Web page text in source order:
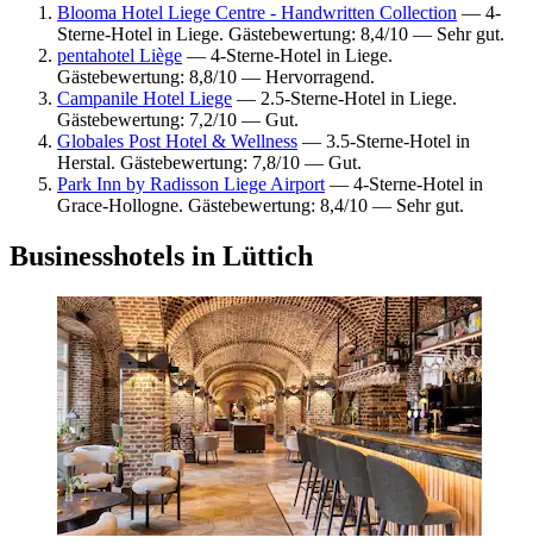
Blooma Hotel Liege Centre - Handwritten Collection — 4-
Sterne-Hotel in Liege. Gästebewertung: 8,4/10 — Sehr gut.
pentahotel Liège — 4-Sterne-Hotel in Liege.
Gästebewertung: 8,8/10 — Hervorragend.
Campanile Hotel Liege — 2.5-Sterne-Hotel in Liege.
Gästebewertung: 7,2/10 — Gut.
Globales Post Hotel & Wellness — 3.5-Sterne-Hotel in
Herstal. Gästebewertung: 7,8/10 — Gut.
Park Inn by Radisson Liege Airport — 4-Sterne-Hotel in
Grace-Hollogne. Gästebewertung: 8,4/10 — Sehr gut.
Businesshotels in Lüttich